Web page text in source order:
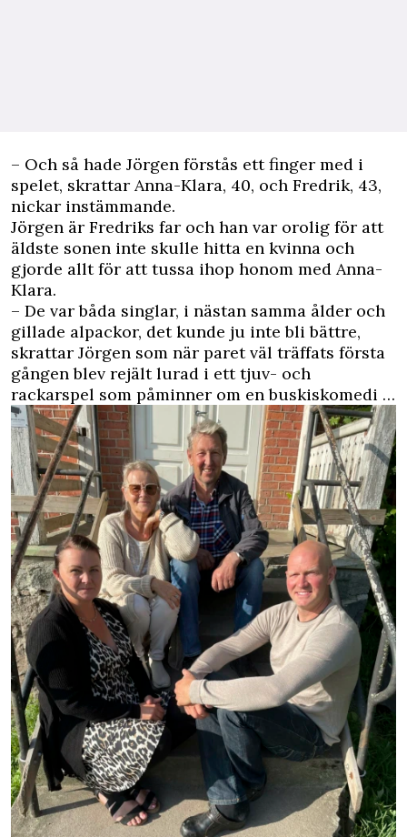
– Och så hade Jörgen förstås ett finger med i
spelet, skrattar Anna-Klara, 40, och Fredrik, 43,
nickar instämmande.
Jörgen är Fredriks far och han var orolig för att
äldste sonen inte skulle hitta en kvinna och
gjorde allt för att tussa ihop honom med Anna-
Klara.
– De var båda singlar, i nästan samma ålder och
gillade alpackor, det kunde ju inte bli bättre,
skrattar Jörgen som när paret väl träffats första
gången blev rejält lurad i ett tjuv- och
rackarspel som påminner om en buskiskomedi …